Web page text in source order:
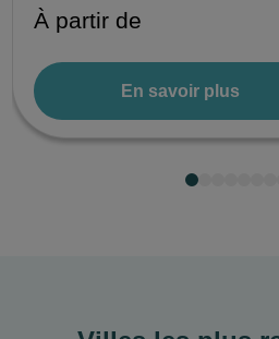
À partir de
En savoir plus